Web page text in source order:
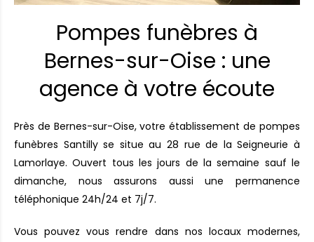
Pompes funèbres à
Bernes-sur-Oise : une
agence à votre écoute
Près de Bernes-sur-Oise, votre établissement de pompes
funèbres Santilly se situe au 28 rue de la Seigneurie à
Lamorlaye. Ouvert tous les jours de la semaine sauf le
dimanche, nous assurons aussi une permanence
téléphonique 24h/24 et 7j/7.
Vous pouvez vous rendre dans nos locaux modernes,